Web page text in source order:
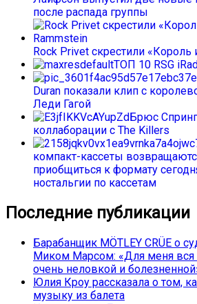
после распада группы
Rock Privet скрестили «Король
ТОП 10 RSG
Duran показали клип с
Леди Гагой
Брюс
коллаборации с The Killers
компакт-кассеты
приобщиться к формату
ностальгии по кассетам
Последние публикации
Барабанщик MÖTLEY CRÜE о
Миком Марсом: «Для меня вся
очень неловкой и
Юлия Кроу рассказала о том,
музыку из балета